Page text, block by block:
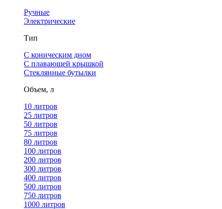
Ручные
Электрические
Тип
С коническим дном
С плавающей крышкой
Стеклянные бутылки
Объем, л
10 литров
25 литров
50 литров
75 литров
80 литров
100 литров
200 литров
300 литров
400 литров
500 литров
750 литров
1000 литров